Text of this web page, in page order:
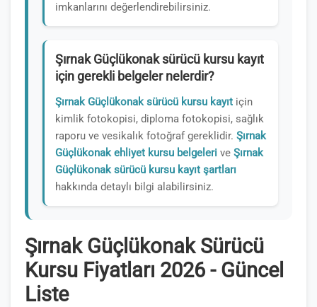
imkanlarını değerlendirebilirsiniz.
Şırnak Güçlükonak sürücü kursu kayıt
için gerekli belgeler nelerdir?
Şırnak Güçlükonak sürücü kursu kayıt için
kimlik fotokopisi, diploma fotokopisi, sağlık
raporu ve vesikalık fotoğraf gereklidir. Şırnak
Güçlükonak ehliyet kursu belgeleri ve Şırnak
Güçlükonak sürücü kursu kayıt şartları
hakkında detaylı bilgi alabilirsiniz.
Şırnak Güçlükonak Sürücü
Kursu Fiyatları 2026 - Güncel
Liste